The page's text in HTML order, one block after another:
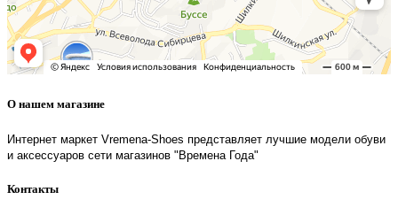
О нашем магазине
Интернет маркет Vremena-Shoes представляет лучшие модели обуви
и аксессуаров сети магазинов "Времена Года"
Контакты